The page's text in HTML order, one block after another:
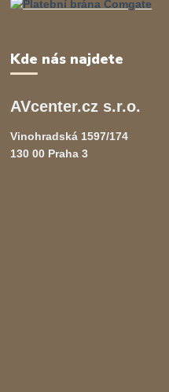
Kde nás najdete
AVcenter.cz s.r.o.
Vinohradská 1597/174
130 00 Praha 3